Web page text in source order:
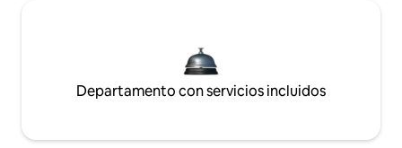
Departamento con servicios incluidos